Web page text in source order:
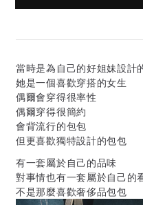
當時是為自己的好姐妹設計
她是一個喜歡穿搭的女生
偶爾會穿得很率性
偶爾穿得很簡約
會背流行的包包
但更喜歡獨特設計的包包
有一套屬於自己的品味
對事情也有一套屬於自己的
不是那麼喜歡奢侈品包包